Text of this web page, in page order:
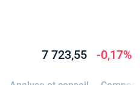
7 723,55 -0,17%